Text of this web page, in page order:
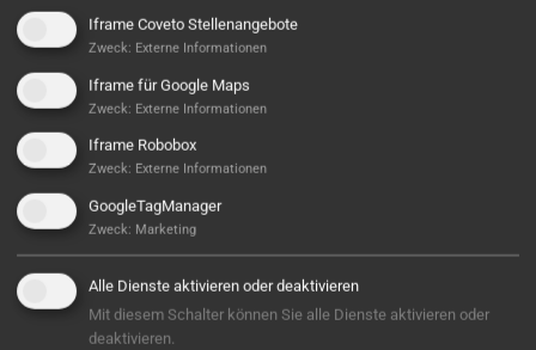
CNC Center Northeim GmbH
WEITERLESEN
Iframe Coveto Stellenangebote
Zweck: Externe Informationen
Iframe für Google Maps
Zweck: Externe Informationen
Iframe Robobox
Zweck: Externe Informationen
GoogleTagManager
Zweck: Marketing
Alle Dienste aktivieren oder deaktivieren
Mit diesem Schalter können Sie alle Dienste aktivieren oder
deaktivieren.